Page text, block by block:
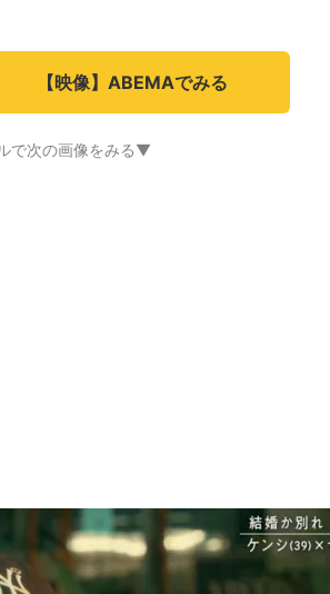
【映像】ABEMAでみる
で次の画像をみる▼